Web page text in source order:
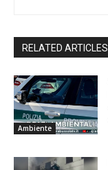
RELATED ARTICLES
Ambiente